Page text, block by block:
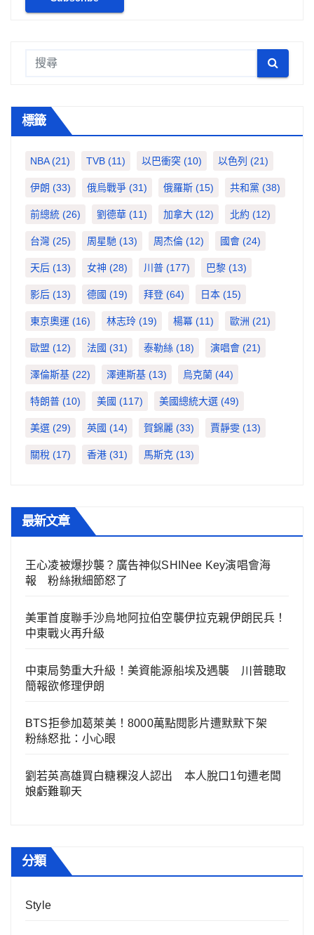
標籤
NBA(21) TVB (11) 以巴衝突 (10) 以色列 (21)
伊朗 (33) 俄烏戰爭 (31) 俄羅斯 (15) 共和黨 (38)
前總統 (26) 劉德華 (11) 加拿大 (12) 北約 (12)
台灣 (25) 周星馳 (13) 周杰倫 (12) 國會 (24)
天后 (13) 女神 (28) 川普 (177) 巴黎 (13)
影后 (13) 德國 (19) 拜登 (64) 日本 (15)
東京奧運 (16) 林志玲 (19) 楊冪 (11) 歐洲 (21)
歐盟 (12) 法國 (31) 泰勒絲 (18) 演唱會 (21)
澤倫斯基 (22) 澤連斯基 (13) 烏克蘭 (44)
特朗普 (10) 美國 (117) 美國總統大選 (49)
美選 (29) 英國 (14) 賀錦麗 (33) 賈靜雯 (13)
關稅 (17) 香港 (31) 馬斯克 (13)
最新文章
王心凌被爆抄襲？廣告神似SHINee Key演唱會海
報 粉絲揪細節怒了
美軍首度聯手沙烏地阿拉伯空襲伊拉克親伊朗民兵！
中東戰火再升級
中東局勢重大升級！美資能源船埃及遇襲 川普聽取
簡報欲修理伊朗
BTS拒參加葛萊美！8000萬點閱影片遭默默下架
粉絲怒批：小心眼
劉若英高雄買白糖粿沒人認出 本人脫口1句遭老闆
娘虧難聊天
分類
Style